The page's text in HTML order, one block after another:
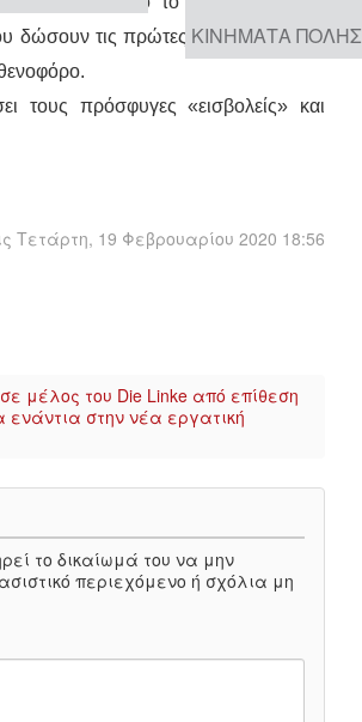
ΚΙΝΉΜΑΤΑ ΠΌΛΗΣ
δώσουν τις πρώτες βοήθειες και να
τους πρόσφυγες «εισβολείς» και
Τετάρτη, 19 Φεβρουαρίου 2020 18:56
μέλος του Die Linke από επίθεση
στην νέα εργατική
το δικαίωμά του να μην
περιεχόμενο ή σχόλια μη